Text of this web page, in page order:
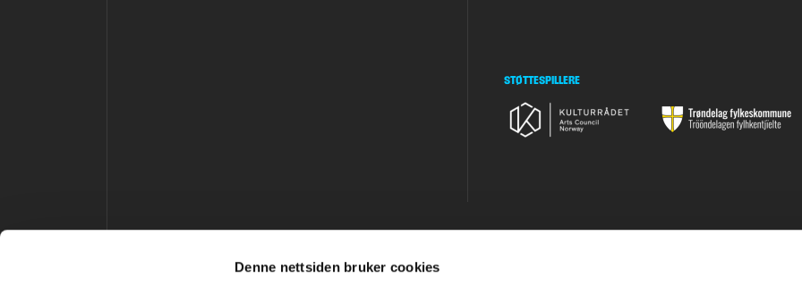
Denne nettsiden bruker cookies
STØTTESPILLERE